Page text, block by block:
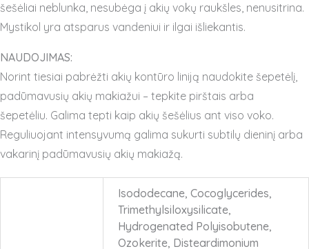
šešėliai neblunka, nesubėga į akių vokų raukšles, nenusitrina.
Mystikol yra atsparus vandeniui ir ilgai išliekantis.
NAUDOJIMAS:
Norint tiesiai pabrėžti akių kontūro liniją naudokite šepetėlį,
padūmavusių akių makiažui – tepkite pirštais arba
šepetėliu. Galima tepti kaip akių šešėlius ant viso voko.
Reguliuojant intensyvumą galima sukurti subtilų dieninį arba
vakarinį padūmavusių akių makiažą.
Isododecane, Cocoglycerides,
Trimethylsiloxysilicate,
Hydrogenated Polyisobutene,
Ozokerite, Disteardimonium